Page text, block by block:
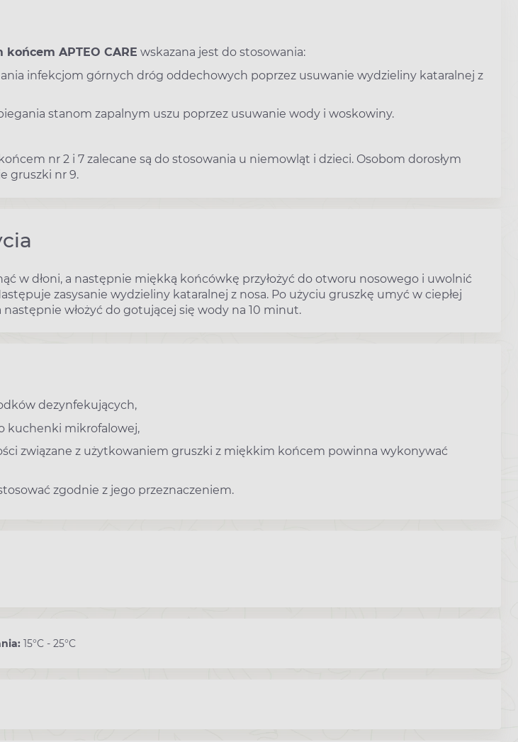
APTEO CARE wskazana jest do stosowania:
infekcjom górnych dróg oddechowych poprzez usuwanie wydzieliny kataralnej z
stanom zapalnym uszu poprzez usuwanie wody i woskowiny.
nr 2 i 7 zalecane są do stosowania u niemowląt i dzieci. Osobom dorosłym
gruszki nr 9.
w dłoni, a następnie miękką końcówkę przyłożyć do otworu nosowego i uwolnić
zasysanie wydzieliny kataralnej z nosa. Po użyciu gruszkę umyć w ciepłej
następnie włożyć do gotującej się wody na 10 minut.
dezynfekujących,
kuchenki mikrofalowej,
związane z użytkowaniem gruszki z miękkim końcem powinna wykonywać
zgodnie z jego przeznaczeniem.
15°C - 25°C